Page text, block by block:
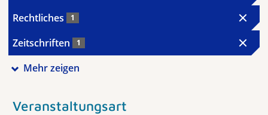
Rechtliches 1
Zeitschriften 1
Mehr zeigen
Veranstaltungsart